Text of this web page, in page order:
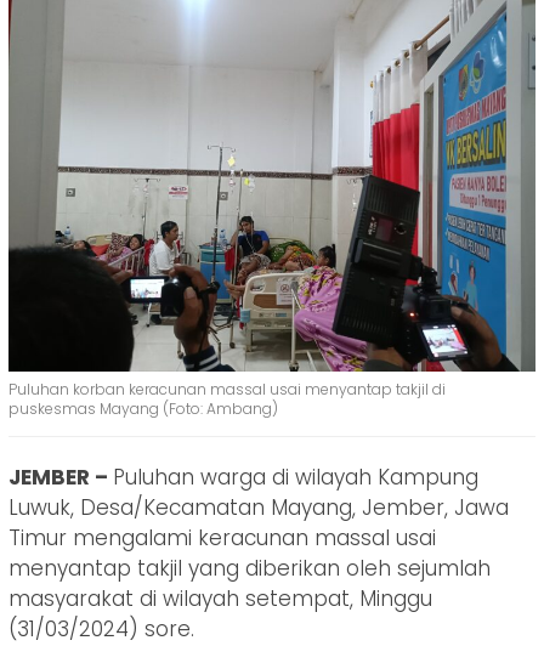
Puluhan korban keracunan massal usai menyantap takjil di
puskesmas Mayang (Foto: Ambang)
JEMBER – Puluhan warga di wilayah Kampung
Luwuk, Desa/Kecamatan Mayang, Jember, Jawa
Timur mengalami keracunan massal usai
menyantap takjil yang diberikan oleh sejumlah
masyarakat di wilayah setempat, Minggu
(31/03/2024) sore.